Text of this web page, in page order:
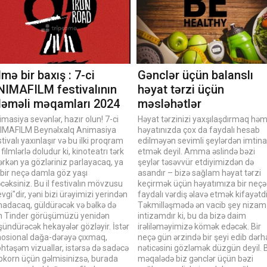
bir baxış : 7-ci
festivalının
məqamları 2024
sevənlər, hazır olun! 7-ci
Beynəlxalq Animasiya
yaxınlaşır və bu ilki proqram
filmlərlə doludur ki, kinoteatrı tərk
ya gözləriniz parlayacaq, ya
neçə damla göz yaşı
Bu il festivalın mövzusu
yəni bizi ürəyimizi yerindən
güldürəcək və bəlkə də
Tinder görüşümüzü yenidən
hekayələr gözləyir. İstər
dağa-dərəyə çıxmaq,
vizuallar, istərsə də sadəcə
üçün gəlmisinizsə, burada
Gənclər üçün balanslı
həyat tərzi üçün
məsləhətlər
Həyat tərzinizi yaxşılaşdırmaq
həyatınızda çox da faydalı hesab
edilməyən sevimli şeylərdən imtina
etmək deyil. Amma əslində bəzi
şeylər təsəvvür etdiyimizdən də
asandır – bizə sağlam həyat tərzi
keçirmək üçün həyatımıza bir neçə
faydalı vərdiş əlavə etmək
Təkmilləşmədə ən vacib şey
intizamdır ki, bu da bizə daim
irəliləməyimizə kömək edəcək. Bir
neçə gün ərzində bir şeyi edib
nəticəsini gözləmək düzgün deyil.
məqalədə biz gənclər üçün bəzi